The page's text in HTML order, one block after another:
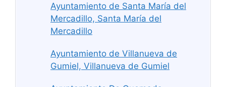
Ayuntamiento de Santa María del
Mercadillo, Santa María del
Mercadillo
Ayuntamiento de Villanueva de
Gumiel, Villanueva de Gumiel